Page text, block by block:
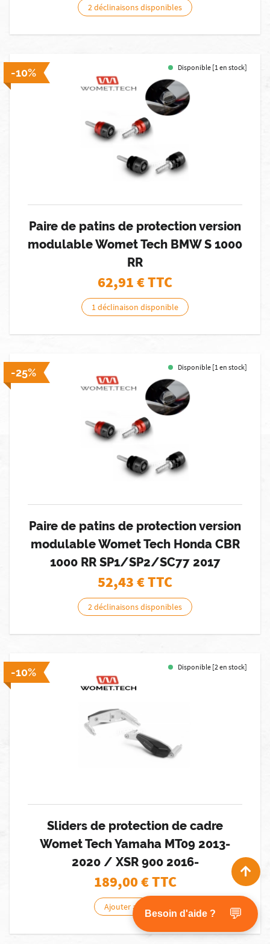
2 déclinaisons disponibles
-10% Disponible [1 en stock]
Paire de patins de protection version
modulable Womet Tech BMW S 1000
RR
62,91€ TTC
1 déclinaison disponible
-25% Disponible [1 en stock]
Paire de patins de protection version
modulable Womet Tech Honda CBR
1000 RR SP1/SP2/SC77 2017
52,43€ TTC
2 déclinaisons disponibles
-10% Disponible [2 en stock]
Sliders de protection de cadre
Womet Tech Yamaha MT09 2013-
2020 / XSR 900 2016-
189,00€ TTC
Ajouter au panier
Besoin d'aide ? 💬